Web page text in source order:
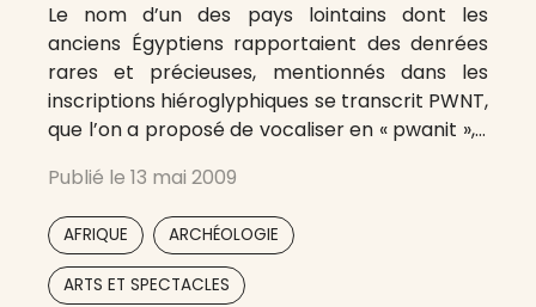
Le nom d’un des pays lointains dont les
anciens Égyptiens rapportaient des denrées
rares et précieuses, mentionnés dans les
inscriptions hiéroglyphiques se transcrit PWNT,
que l’on a proposé de vocaliser en « pwanit », «
Pount » ou en anglais « Punt ». « Tout permet de
Publié le 13 mai 2009
AFRIQUE ARCHÉOLOGIE
ARTS ET SPECTACLES